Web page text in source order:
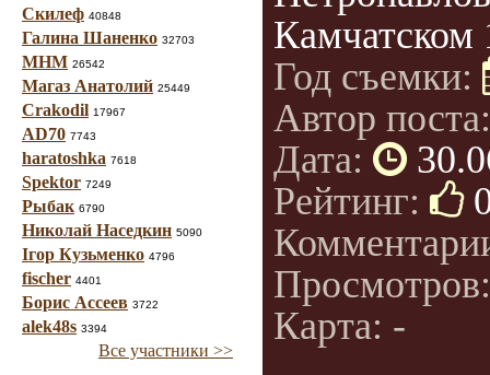
Скилеф 40848
Галина Шаненко 32703
МНМ 26542
Магаз Анатолий 25449
Crakodil 17967
AD70 7743
haratoshka 7618
Spektor 7249
Рыбак 6790
Николай Наседкин 5090
Ігор Кузьменко 4796
fischer 4401
Борис Ассеев 3722
alek48s 3394
Все участники >>
Камчатском
Год съемки:
Автор
Дата:
Рейтинг:
Карта: -